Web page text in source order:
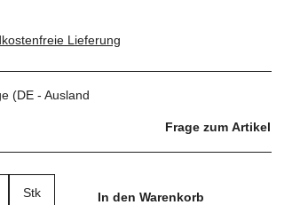
Lieferung
(DE - Ausland
Frage zum Artikel
Stk In den Warenkorb